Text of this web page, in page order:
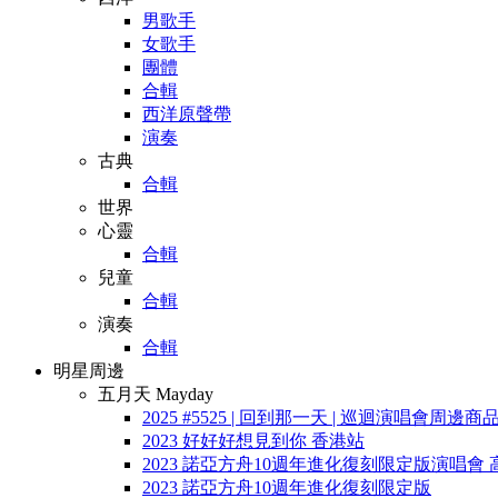
男歌手
女歌手
團體
合輯
西洋原聲帶
演奏
古典
合輯
世界
心靈
合輯
兒童
合輯
演奏
合輯
明星周邊
五月天 Mayday
2025 #5525 | 回到那一天 | 巡迴演唱會周邊商品
2023 好好好想見到你 香港站
2023 諾亞方舟10週年進化復刻限定版演唱會
2023 諾亞方舟10週年進化復刻限定版